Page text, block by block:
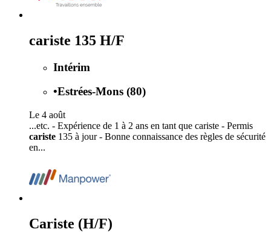
cariste 135 H/F
Intérim
•Estrées-Mons (80)
Le 4 août
...etc. - Expérience de 1 à 2 ans en tant que cariste - Permis
cariste 135 à jour - Bonne connaissance des règles de sécurité
en...
Cariste (H/F)